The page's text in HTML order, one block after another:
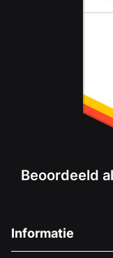
Beoordeeld
Informatie